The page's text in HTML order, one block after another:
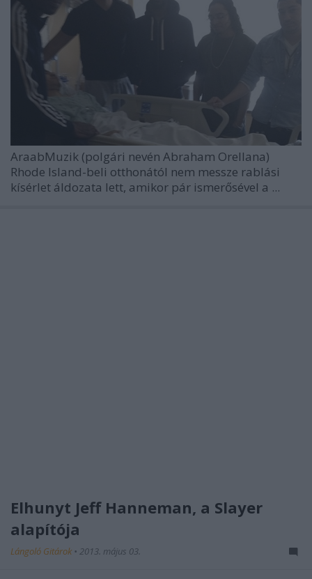
AraabMuzik (polgári nevén Abraham Orellana)
Rhode Island-beli otthonától nem messze rablási
kísérlet áldozata lett, amikor pár ismerősével a ...
Elhunyt Jeff Hanneman, a Slayer
alapítója
Lángoló Gitárok • 2013. május 03.